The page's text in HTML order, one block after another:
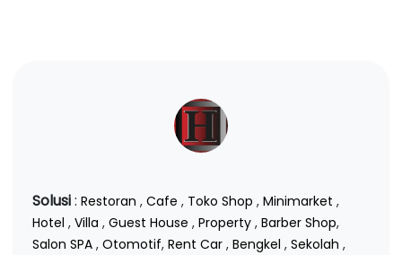
Solusi: Restoran , Cafe , Toko Shop , Minimarket ,
Hotel , Villa , Guest House , Property , Barber Shop,
Salon SPA , Otomotif, Rent Car , Bengkel , Sekolah ,